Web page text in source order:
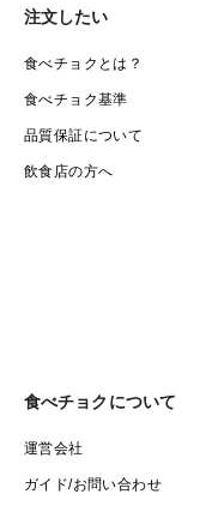
注文したい
食べチョクとは？
食べチョク基準
品質保証について
飲食店の方へ
食べチョクについて
運営会社
ガイド/お問い合わせ